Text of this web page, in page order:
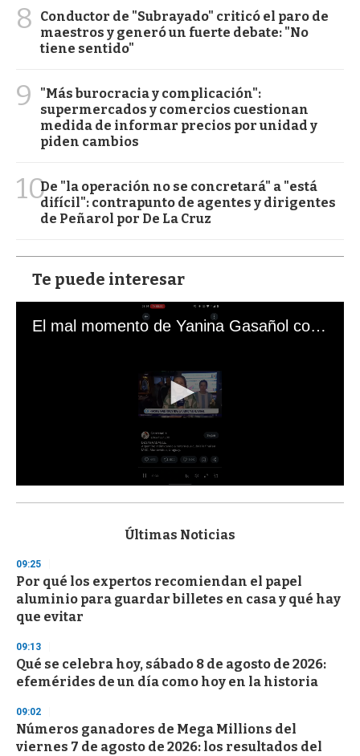
8
Conductor de "Subrayado" criticó el paro de
maestros y generó un fuerte debate: "No
tiene sentido"
9
"Más burocracia y complicación":
supermercados y comercios cuestionan
medida de informar precios por unidad y
piden cambios
10De "la operación no se concretará" a "está
difícil": contrapunto de agentes y dirigentes
de Peñarol por De La Cruz
Te puede interesar
El mal momento de Yanina Gasañol con un hincha argentino en "Subrayado"
s
d
s
o
f
3
s
e
c
o
d
s
Últimas Noticias
09:25
Por qué los expertos recomiendan el papel
aluminio para guardar billetes en casa y qué hay
que evitar
09:13
Qué se celebra hoy, sábado 8 de agosto de 2026:
efemérides de un día como hoy en la historia
09:02
Números ganadores de Mega Millions del
viernes 7 de agosto de 2026: los resultados del